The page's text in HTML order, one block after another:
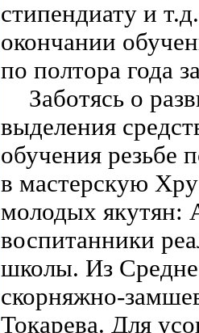
стипендиату и
окончании
по полтора года
Заботясь о
выделения
обучения резьбе
в мастерскую
молодых якутян:
воспитанники
школы. Из
скорняжно-
Токарева. Для